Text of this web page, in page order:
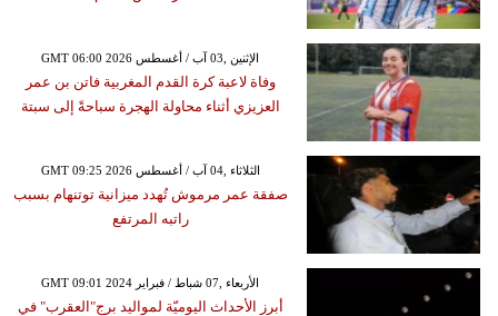
GMT 06:00 2026 الإثنين ,03 آب / أغسطس
وفاة لاعبة كرة القدم المغربية فاتن بن عمر
العزيزي أثناء محاولة الهجرة سباحةً إلى سبتة
GMT 09:25 2026 الثلاثاء ,04 آب / أغسطس
صفقة عمر مرموش تُهدد ميزانية توتنهام بسبب
راتبه المرتفع
GMT 09:01 2024 الأربعاء ,07 شباط / فبراير
أبرز الأحداث اليوميّة لمواليد برج"العقرب" في